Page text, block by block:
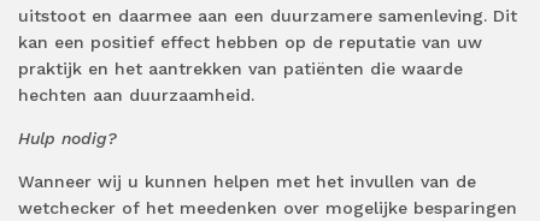
uitstoot en daarmee aan een duurzamere samenleving. Dit
kan een positief effect hebben op de reputatie van uw
praktijk en het aantrekken van patiënten die waarde
hechten aan duurzaamheid.
Hulp nodig?
Wanneer wij u kunnen helpen met het invullen van de
wetchecker of het meedenken over mogelijke besparingen